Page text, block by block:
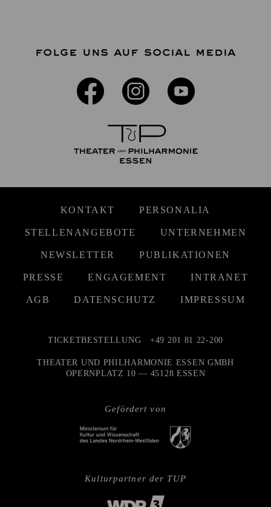
FOLGE UNS AUF SOCIAL MEDIA
KONTAKT PERSONALIA
STELLENANGEBOTE UNTERNEHMEN
NEWSLETTER PUBLIKATIONEN
PRESSE ENGAGEMENT INTRANET
AGB DATENSCHUTZ IMPRESSUM
Gefördert von
TICKETBESTELLUNG +49 201 81 22-200
THEATER UND PHILHARMONIE ESSEN GMBH
OPERNPLATZ 10 — 45128 ESSEN
Kulturpartner der TUP